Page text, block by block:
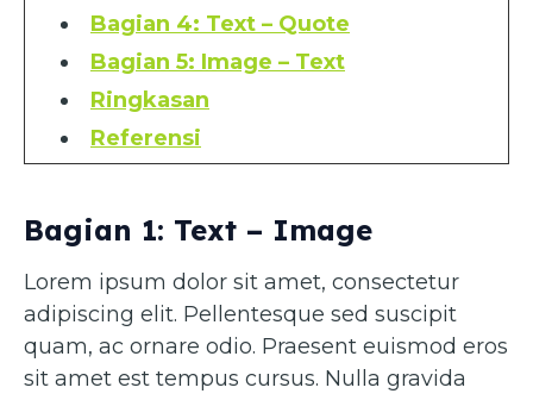
Bagian 4: Text – Quote
Bagian 5: Image – Text
Ringkasan
Referensi
Bagian 1: Text – Image
Lorem ipsum dolor sit amet, consectetur
adipiscing elit. Pellentesque sed suscipit
quam, ac ornare odio. Praesent euismod eros
sit amet est tempus cursus. Nulla gravida